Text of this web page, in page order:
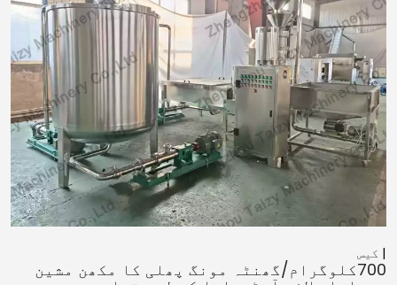
کیس
700کلوگرام/گھنٹہ مونگ پھلی کا مکھن مشین